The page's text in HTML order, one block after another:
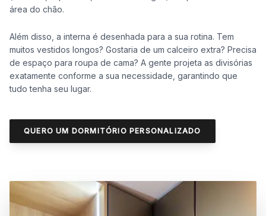
área do chão.
Além disso, a interna é desenhada para a sua rotina. Tem
muitos vestidos longos? Gostaria de um calceiro extra? Precisa
de espaço para roupa de cama? A gente projeta as divisórias
exatamente conforme a sua necessidade, garantindo que
tudo tenha seu lugar.
QUERO UM DORMITÓRIO PERSONALIZADO